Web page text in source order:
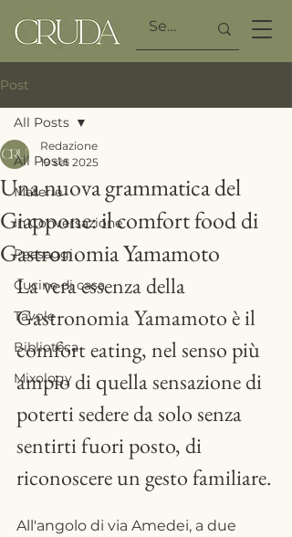
Post
All Posts
Materie
In Conversazione
Paesaggi
Cucine di casa
Tavole
Biblioteca
Mixology
All Posts
Una nuova grammatica del
Giappone: il comfort food di
Gastronomia Yamamoto
Redazione
19 set 2025
La vera essenza della
Gastronomia Yamamoto è il
comfort eating, nel senso più
ampio di quella sensazione di
poterti sedere da solo senza
sentirti fuori posto, di
riconoscere un gesto familiare.
All'angolo di via Amedei, a due